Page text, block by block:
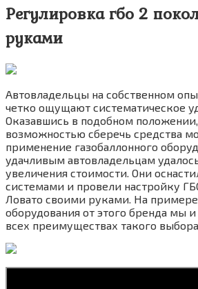
Регулировка гбо 2
руками
Автовладельцы на собственном
четко ощущают систематическое
Оказавшись в подобном
возможностью сберечь средства
применение газобаллонного
удачливым автовладельцам
увеличения стоимости. Они
системами и провели настройку
Ловато своими руками. На
оборудования от этого бренда мы
всех преимуществах такого выбора.